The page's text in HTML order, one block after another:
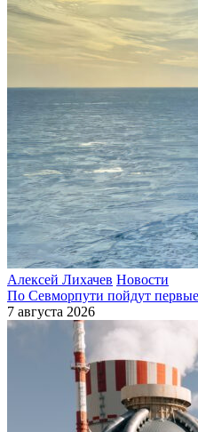
Алексей Лихачев Новости
По Севморпути пойдут
7 августа 2026